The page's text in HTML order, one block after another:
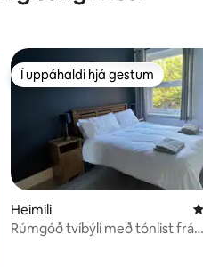
Í uppáhaldi hjá gestum
Í uppáhaldi hjá gestum
Heimili
Rúmgóð tvíbýli með tónlist frá